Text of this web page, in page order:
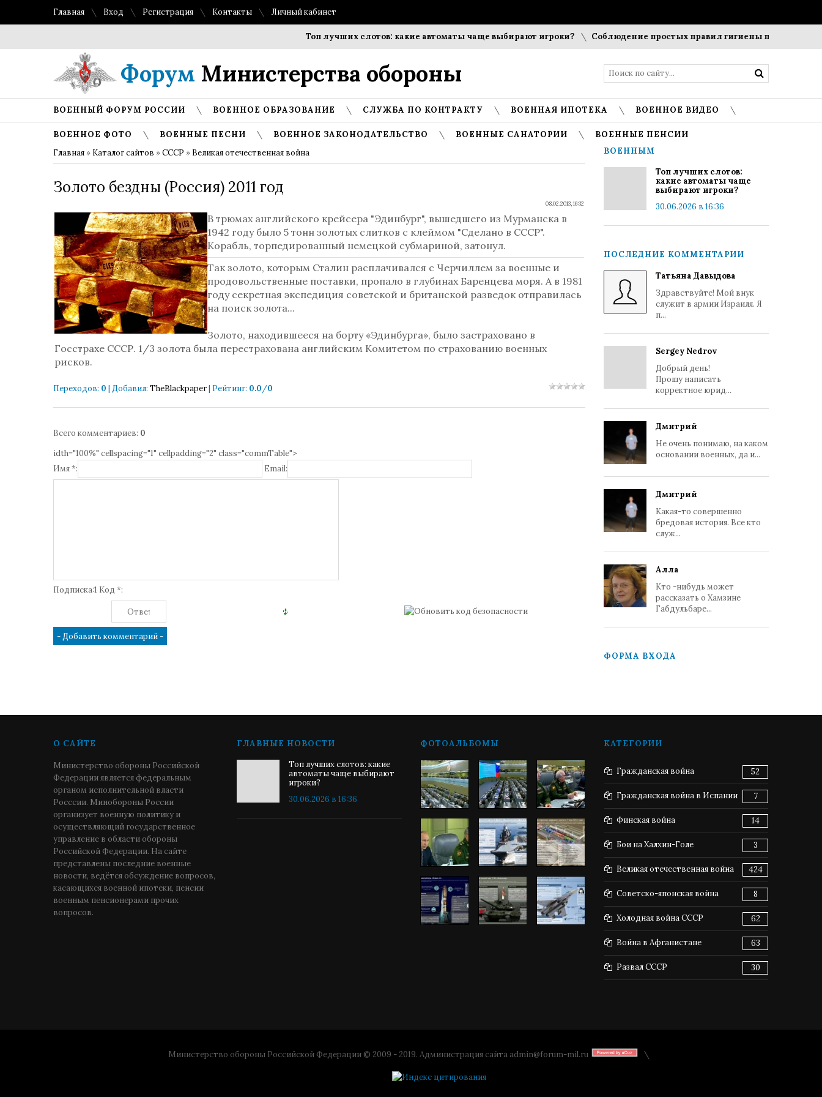
Главная Вход Регистрация Контакты Личный кабинет
Топ лучших слотов: какие автоматы чаще выбирают игроки? Соблюдение простых правил гигиены помогает
Форум Министерства обороны
ВОЕННЫЙ ФОРУМ РОССИИ ВОЕННОЕ ОБРАЗОВАНИЕ СЛУЖБА ПО КОНТРАКТУ ВОЕННАЯ ИПОТЕКА ВОЕННОЕ ВИДЕО
ВОЕННОЕ ФОТО ВОЕННЫЕ ПЕСНИ ВОЕННОЕ ЗАКОНОДАТЕЛЬСТВО ВОЕННЫЕ САНАТОРИИ
ВОЕННЫЕ ПЕНСИИ
Главная » Каталог сайтов »СССР » Великая отечественная война
Золото бездны (Россия) 2011 год
08.02.2013, 16:32
В трюмах английского крейсера "Эдинбург", вышедшего из Мурманска в
1942 году было 5 тонн золотых слитков с клеймом "Сделано в СССР".
Корабль, торпедированный немецкой субмариной, затонул.
Так золото, которым Сталин расплачивался с Черчиллем за военные и
продовольственные поставки, пропало в глубинах Баренцева моря. А в 1981
году секретная экспедиция советской и британской разведок отправилась
на поиск золота...
Золото, находившееся на борту «Эдинбурга», было застраховано в
Госстрахе СССР. 1/3 золота была перестрахована английским Комитетом по страхованию военных
рисков.
Переходов: 0 | Добавил: TheBlackpaper| Рейтинг: 0.0/0
Всего комментариев: 0
idth="100%" cellspacing="1" cellpadding="2" class="commTable">
Имя *:
Email:
Подписка:1 Код *:
ВОЕННЫМ
Топ лучших слотов:
какие автоматы чаще
выбирают игроки?
30.06.2026 в 16:36
ПОСЛЕДНИЕ КОММЕНТАРИИ
Татьяна Давыдова
Здравствуйте! Мой внук
служит в армии Израиля. Я
п...
Sergey Nedrov
Добрый день!
Прошу написать
корректное юрид...
Дмитрий
Не очень понимаю, на каком
основании военных, да и...
Дмитрий
Какая-то совершенно
бредовая история. Все кто
служ...
Алла
Кто -нибудь может
рассказать о Хамзине
Габдульбаре...
ФОРМА ВХОДА
О САЙТЕ
Министерство обороны Российской
Федерации является федеральным
органом исполнительной власти
Росссии. Минобороны России
организует военную политику и
осуществляющий государственное
управление в области обороны
Российской Федерации. На сайте
представлены последние военные
новости, ведётся обсуждение вопросов,
касающихся военной ипотеки, пенсии
военным пенсионерами прочих
вопросов.
ГЛАВНЫЕ НОВОСТИ
Топ лучших слотов: какие
автоматы чаще выбирают
игроки?
30.06.2026 в 16:36
ФОТОАЛЬБОМЫ КАТЕГОРИИ
Гражданская война 52
Гражданская война в Испании 7
Финская война 14
Бои на Халхин-Голе 3
Великая отечественная война 424
Советско-японская война 8
Холодная война СССР 62
Война в Афганистане 63
Развал СССР 30
Министерство обороны Российской Федерации © 2009 - 2019. Администрация сайта admin@forum-mil.ru